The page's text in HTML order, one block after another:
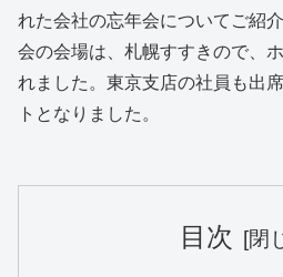
れた会社の忘年会についてご紹
会の会場は、札幌すすきので、
れました。東京支店の社員も出
トとなりました。
目次